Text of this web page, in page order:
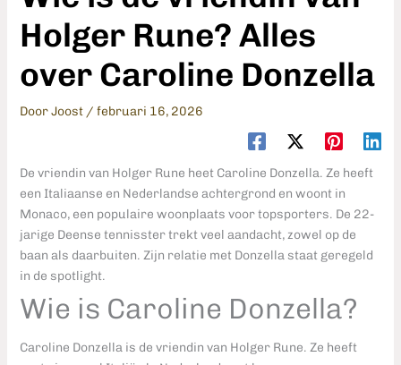
Holger Rune? Alles
over Caroline Donzella
DoorJoost / februari 16, 2026
De vriendin van Holger Rune heet Caroline Donzella. Ze heeft
een Italiaanse en Nederlandse achtergrond en woont in
Monaco, een populaire woonplaats voor topsporters. De 22-
jarige Deense tennisster trekt veel aandacht, zowel op de
baan als daarbuiten. Zijn relatie met Donzella staat geregeld
in de spotlight.
Wie is Caroline Donzella?
Caroline Donzella is de vriendin van Holger Rune. Ze heeft